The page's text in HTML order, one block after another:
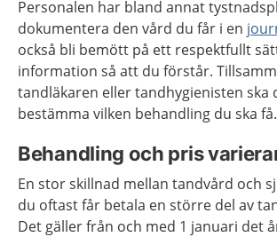
Personalen har bland annat
dokumentera den vård du får i en
också bli bemött på ett respektfullt
information så att du förstår.
tandläkaren eller tandhygienisten ska
bestämma vilken behandling du ska få.
Behandling och pris
En stor skillnad mellan tandvård och
du oftast får betala en större del av
Det gäller från och med 1 januari det